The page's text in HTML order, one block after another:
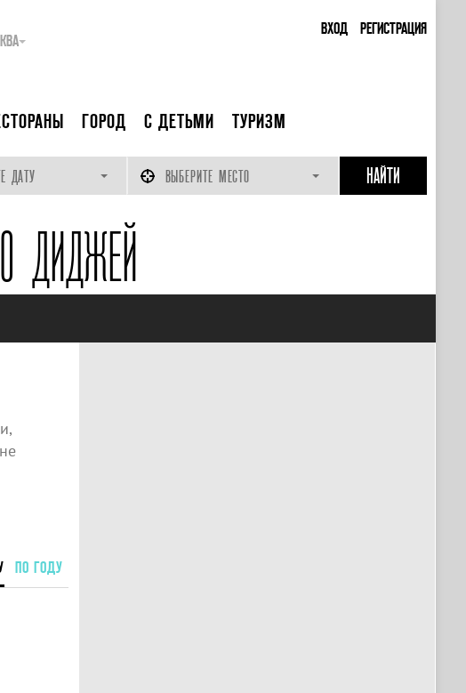
ВХОД РЕГИСТРАЦИЯ
ГОРОД С ДЕТЬМИ ТУРИЗМ
ДАТУ ВЫБЕРИТЕ МЕСТО
ДИДЖЕЙ
ПО ГОДУ